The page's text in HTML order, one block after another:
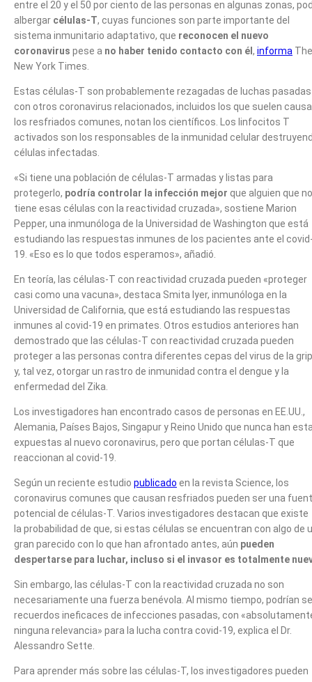
entre el 20 y el 50 por ciento de las personas en algunas zonas,
albergar células-T, cuyas funciones son parte importante del
sistema inmunitario adaptativo, que reconocen el nuevo
coronavirus pese a no haber tenido contacto con él , informa The
New York Times.
Estas células-T son probablemente rezagadas de luchas pasadas
con otros coronavirus relacionados, incluidos los que suelen
los resfriados comunes, notan los científicos. Los linfocitos T
activados son los responsables de la inmunidad celular
células infectadas.
«Si tiene una población de células-T armadas y listas para
protegerlo, podría controlar la infección mejor que alguien que no
tiene esas células con la reactividad cruzada», sostiene Marion
Pepper, una inmunóloga de la Universidad de Washington que está
estudiando las respuestas inmunes de los pacientes ante el
19. «Eso es lo que todos esperamos», añadió.
En teoría, las células-T con reactividad cruzada pueden «proteger
casi como una vacuna», destaca Smita Iyer, inmunóloga en la
Universidad de California, que está estudiando las respuestas
inmunes al covid-19 en primates. Otros estudios anteriores han
demostrado que las células-T con reactividad cruzada pueden
proteger a las personas contra diferentes cepas del virus de la
y, tal vez, otorgar un rastro de inmunidad contra el dengue y la
enfermedad del Zika.
Los investigadores han encontrado casos de personas en EE.UU.,
Alemania, Países Bajos, Singapur y Reino Unido que nunca han
expuestas al nuevo coronavirus, pero que portan células-T que
reaccionan al covid-19.
Según un reciente estudio publicado en la revista Science, los
coronavirus comunes que causan resfriados pueden ser una
potencial de células-T. Varios investigadores destacan que existe
la probabilidad de que, si estas células se encuentran con algo de
gran parecido con lo que han afrontado antes, aún pueden
despertarse para luchar, incluso si el invasor es totalmente
Sin embargo, las células-T con la reactividad cruzada no son
necesariamente una fuerza benévola. Al mismo tiempo, podrían
recuerdos ineficaces de infecciones pasadas, con
ninguna relevancia» para la lucha contra covid-19, explica el Dr.
Alessandro Sette.
Para aprender más sobre las células-T, los investigadores pueden